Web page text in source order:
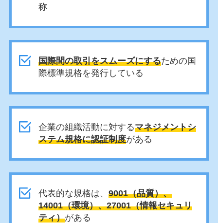
称
国際間の取引をスムーズにするための国
際標準規格を発行している
企業の組織活動に対するマネジメントシ
ステム規格に認証制度がある
代表的な規格は、 9001（品質）、
14001（環境）、27001（情報セキュリ
ティ）がある